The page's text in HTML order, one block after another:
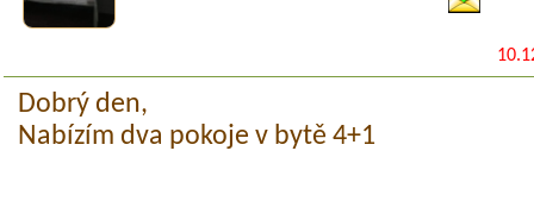
Dobrý den,
Nabízím dva pokoje v bytě 4+1